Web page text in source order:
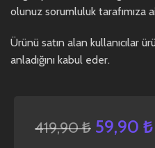
olunuz sorumluluk tarafımıza
Ürünü satın alan kullanıcılar
anladığını kabul eder.
419,90₺ 59,90 ₺